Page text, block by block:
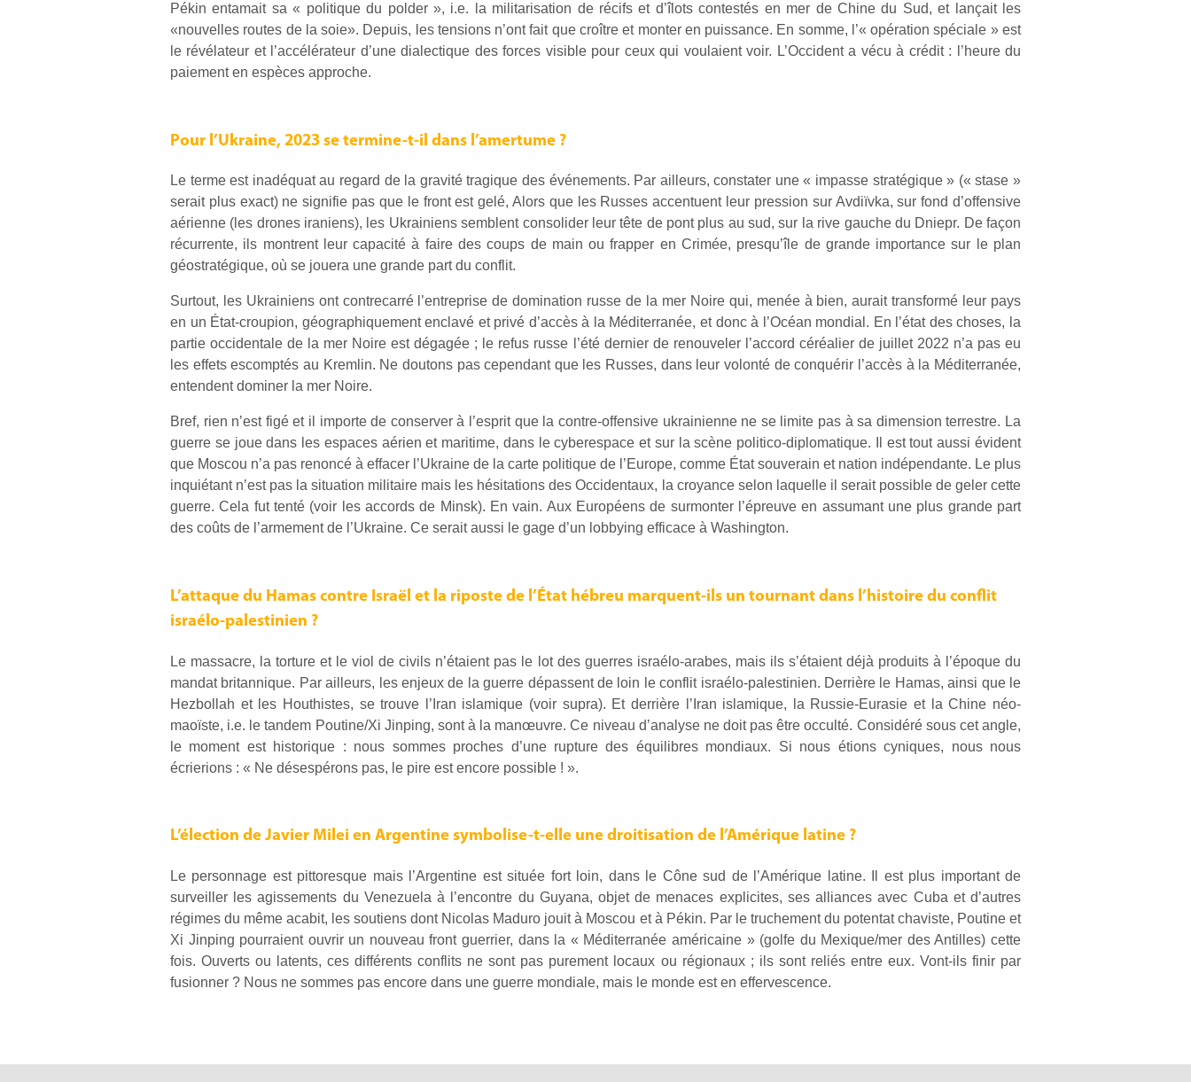
Pékin entamait sa « politique du polder », i.e. la militarisation de récifs et d’îlots contestés en mer de Chine du Sud, et lançait les
«nouvelles routes de la soie». Depuis, les tensions n’ont fait que croître et monter en puissance. En somme, l’« opération spéciale » est
le révélateur et l’accélérateur d’une dialectique des forces visible pour ceux qui voulaient voir. L’Occident a vécu à crédit : l’heure du
paiement en espèces approche.
Pour l’Ukraine, 2023 se termine-t-il dans l’amertume ?
Le terme est inadéquat au regard de la gravité tragique des événements. Par ailleurs, constater une « impasse stratégique » (« stase »
serait plus exact) ne signifie pas que le front est gelé, Alors que les Russes accentuent leur pression sur Avdiïvka, sur fond d’offensive
aérienne (les drones iraniens), les Ukrainiens semblent consolider leur tête de pont plus au sud, sur la rive gauche du Dniepr. De façon
récurrente, ils montrent leur capacité à faire des coups de main ou frapper en Crimée, presqu’île de grande importance sur le plan
géostratégique, où se jouera une grande part du conflit.
Surtout, les Ukrainiens ont contrecarré l’entreprise de domination russe de la mer Noire qui, menée à bien, aurait transformé leur pays
en un État-croupion, géographiquement enclavé et privé d’accès à la Méditerranée, et donc à l’Océan mondial. En l’état des choses, la
partie occidentale de la mer Noire est dégagée ; le refus russe l’été dernier de renouveler l’accord céréalier de juillet 2022 n’a pas eu
les effets escomptés au Kremlin. Ne doutons pas cependant que les Russes, dans leur volonté de conquérir l’accès à la Méditerranée,
entendent dominer la mer Noire.
Bref, rien n’est figé et il importe de conserver à l’esprit que la contre-offensive ukrainienne ne se limite pas à sa dimension terrestre. La
guerre se joue dans les espaces aérien et maritime, dans le cyberespace et sur la scène politico-diplomatique. Il est tout aussi évident
que Moscou n’a pas renoncé à effacer l’Ukraine de la carte politique de l’Europe, comme État souverain et nation indépendante. Le plus
inquiétant n’est pas la situation militaire mais les hésitations des Occidentaux, la croyance selon laquelle il serait possible de geler cette
guerre. Cela fut tenté (voir les accords de Minsk). En vain. Aux Européens de surmonter l’épreuve en assumant une plus grande part
des coûts de l’armement de l’Ukraine. Ce serait aussi le gage d’un lobbying efficace à Washington.
L’attaque du Hamas contre Israël et la riposte de l’État hébreu marquent-ils un tournant dans l’histoire du conflit
israélo-palestinien ?
Le massacre, la torture et le viol de civils n’étaient pas le lot des guerres israélo-arabes, mais ils s’étaient déjà produits à l’époque du
mandat britannique. Par ailleurs, les enjeux de la guerre dépassent de loin le conflit israélo-palestinien. Derrière le Hamas, ainsi que le
Hezbollah et les Houthistes, se trouve l’Iran islamique (voir supra). Et derrière l’Iran islamique, la Russie-Eurasie et la Chine néo-
maoïste, i.e. le tandem Poutine/Xi Jinping, sont à la manœuvre. Ce niveau d’analyse ne doit pas être occulté. Considéré sous cet angle,
le moment est historique : nous sommes proches d’une rupture des équilibres mondiaux. Si nous étions cyniques, nous nous
écrierions : « Ne désespérons pas, le pire est encore possible ! ».
L’élection de Javier Milei en Argentine symbolise-t-elle une droitisation de l’Amérique latine ?
Le personnage est pittoresque mais l’Argentine est située fort loin, dans le Cône sud de l’Amérique latine. Il est plus important de
surveiller les agissements du Venezuela à l’encontre du Guyana, objet de menaces explicites, ses alliances avec Cuba et d’autres
régimes du même acabit, les soutiens dont Nicolas Maduro jouit à Moscou et à Pékin. Par le truchement du potentat chaviste, Poutine et
Xi Jinping pourraient ouvrir un nouveau front guerrier, dans la « Méditerranée américaine » (golfe du Mexique/mer des Antilles) cette
fois. Ouverts ou latents, ces différents conflits ne sont pas purement locaux ou régionaux ; ils sont reliés entre eux. Vont-ils finir par
fusionner ? Nous ne sommes pas encore dans une guerre mondiale, mais le monde est en effervescence.